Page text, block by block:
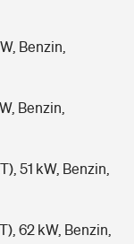
Benzin,
Benzin,
51 kW, Benzin,
62 kW, Benzin,